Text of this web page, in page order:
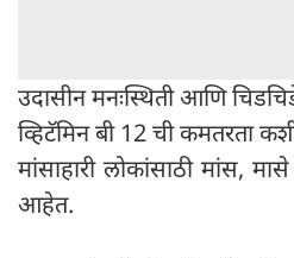
उदासीन मनःस्थिती आणि
व्हिटॅमिन बी 12 ची कमतरता
मांसाहारी लोकांसाठी मांस,
आहेत.